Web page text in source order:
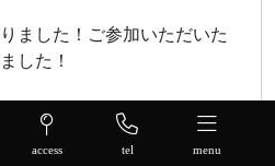
access tel menu
ました！ご参加いただいた
した！